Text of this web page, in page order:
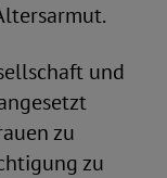
und
zu
zu